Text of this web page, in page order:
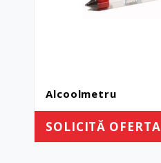
Alcoolmetru
SOLICITĂ OFERTA